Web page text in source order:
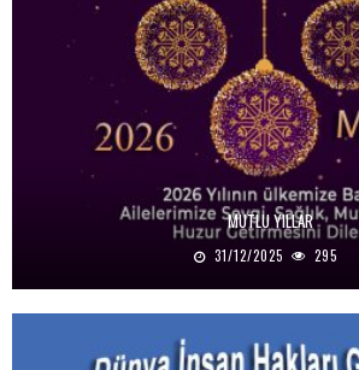
MUTLU YILLAR
31/12/2025 295